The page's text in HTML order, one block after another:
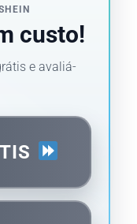
custo!
e avaliá-